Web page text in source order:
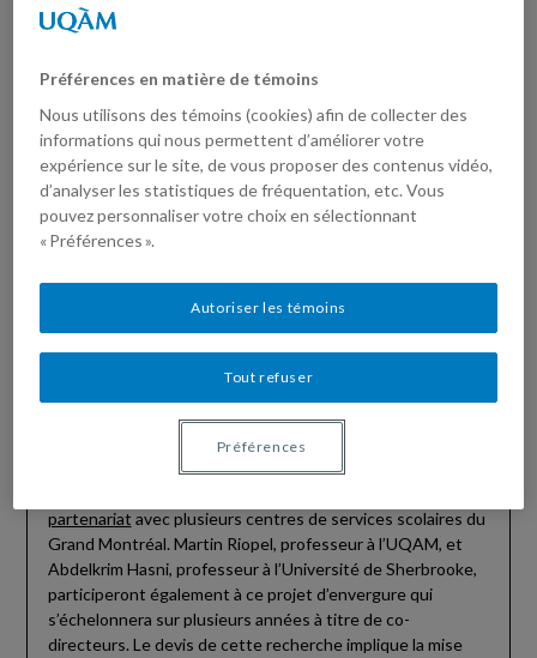
Patrice Potvin obtient 1,8 M $ du
CRSH pour un projet visant le
développement et la réussite de la
secondaire
Posted onaoût 31, 2023byThéoret,
Maude
L’EREST est très heureuse d’annoncer que Patrice Potvin,
professeur au département de didactique à l’UQAM, a reçu
un financement substantiel du Conseil de recherches en
partenariat avec plusieurs centres de services scolaires du
Grand Montréal. Martin Riopel, professeur à l’UQAM, et
Abdelkrim Hasni, professeur à l’Université de Sherbrooke,
participeront également à ce projet d’envergure qui
s’échelonnera sur plusieurs années à titre de co-
directeurs. Le devis de cette recherche implique la mise
Préférences en matière de témoins
Nous utilisons des témoins (cookies) afin de collecter des
informations qui nous permettent d’améliorer votre
expérience sur le site, de vous proposer des contenus vidéo,
d’analyser les statistiques de fréquentation, etc. Vous
pouvez personnaliser votre choix en sélectionnant
« Préférences ».
Tout refuser
Autoriser les témoins
Préférences